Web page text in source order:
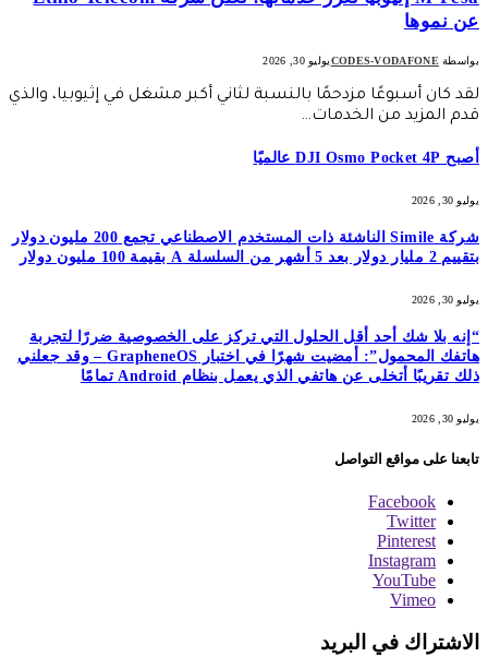
عن نموها
بواسطة CODES-VODAFONEيوليو 30, 2026
لقد كان أسبوعًا مزدحمًا بالنسبة لثاني أكبر مشغل في إثيوبيا، والذي
قدم المزيد من الخدمات…
أصبح DJI Osmo Pocket 4P عالميًا
يوليو 30, 2026
شركة Simile الناشئة ذات المستخدم الاصطناعي تجمع 200 مليون دولار
بتقييم 2 مليار دولار بعد 5 أشهر من السلسلة A بقيمة 100 مليون دولار
يوليو 30, 2026
“إنه بلا شك أحد أقل الحلول التي تركز على الخصوصية ضررًا لتجربة
هاتفك المحمول”: أمضيت شهرًا في اختبار GrapheneOS – وقد جعلني
ذلك تقريبًا أتخلى عن هاتفي الذي يعمل بنظام Android تمامًا
يوليو 30, 2026
تابعنا على مواقع التواصل
Facebook
Twitter
Pinterest
Instagram
YouTube
Vimeo
الاشتراك في البريد